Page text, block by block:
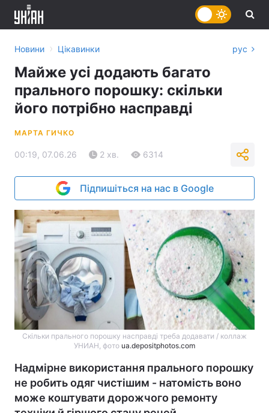
Новини › Цікавинки рус
Майже усі додають багато
прального порошку: скільки
його потрібно насправді
МАРТА ГИЧКО
00:19, 07.06.26 2 хв. 6314
Підпишіться на нас в Google
Скільки прального порошку насправді треба додавати / коллаж
УНИАН, фото ua.depositphotos.com
Надмірне використання прального порошку
не робить одяг чистішим - натомість воно
може коштувати дорожчого ремонту